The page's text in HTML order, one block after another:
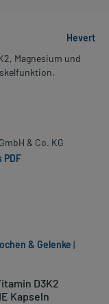
Hevert
Magnesium und
& Co. KG
PDF
D3K2
Kapseln
& Gelenke |